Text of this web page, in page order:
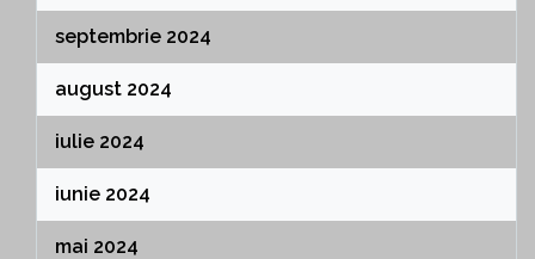
septembrie 2024
august 2024
iulie 2024
iunie 2024
mai 2024